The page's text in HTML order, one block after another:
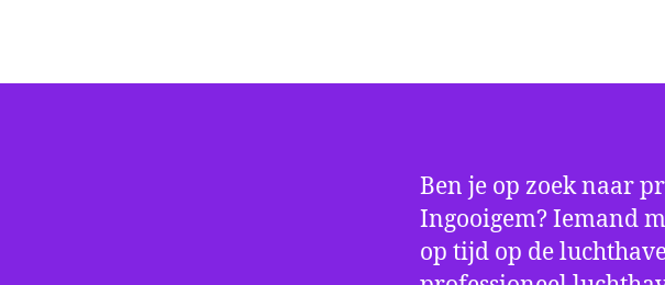
Ben je op zoek naar
Ingooigem? Iemand
op tijd op de